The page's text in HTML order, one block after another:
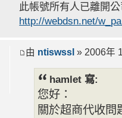
此帳號所有人已離開
http://webdsn.net/
由 ntiswssl » 2006年
hamlet 寫:
您好：
關於超商代收問